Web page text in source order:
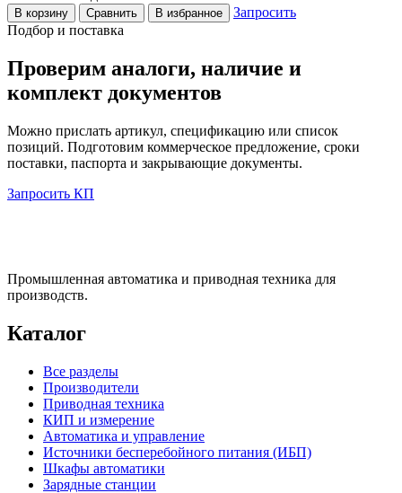
В корзину Сравнить В избранное
Запросить
Подбор и поставка
Проверим аналоги, наличие и
комплект документов
Можно прислать артикул, спецификацию или список
позиций. Подготовим коммерческое предложение, сроки
поставки, паспорта и закрывающие документы.
Запросить КП
Промышленная автоматика и приводная техника для
производств.
Каталог
Все разделы
Производители
Приводная техника
КИП и измерение
Автоматика и управление
Источники бесперебойного питания (ИБП)
Шкафы автоматики
Зарядные станции